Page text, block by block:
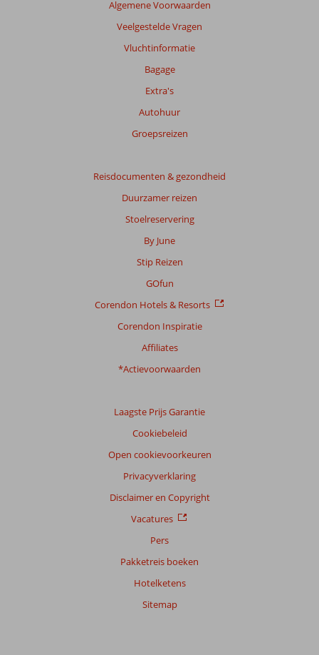
Algemene Voorwaarden
Veelgestelde Vragen
Vluchtinformatie
Bagage
Extra's
Autohuur
Groepsreizen
Reisdocumenten & gezondheid
Duurzamer reizen
Stoelreservering
By June
Stip Reizen
GOfun
Corendon Hotels & Resorts
Corendon Inspiratie
Affiliates
*Actievoorwaarden
Laagste Prijs Garantie
Cookiebeleid
Open cookievoorkeuren
Privacyverklaring
Disclaimer en Copyright
Vacatures
Pers
Pakketreis boeken
Hotelketens
Sitemap